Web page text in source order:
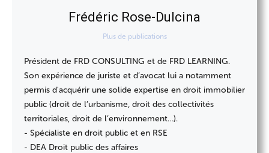
Frédéric Rose-Dulcina
Plus de publications
Président de FRD CONSULTING et de FRD LEARNING.
Son expérience de juriste et d’avocat lui a notamment
permis d'acquérir une solide expertise en droit immobilier
public (droit de l’urbanisme, droit des collectivités
territoriales, droit de l’environnement…).
- Spécialiste en droit public et en RSE
- DEA Droit public des affaires